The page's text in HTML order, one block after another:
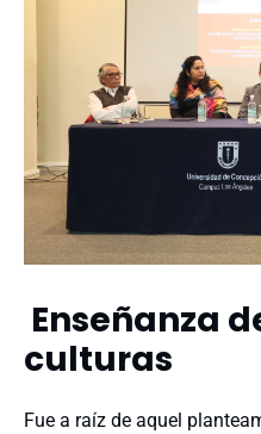
Enseñanza
culturas
Fue a raíz de aquel